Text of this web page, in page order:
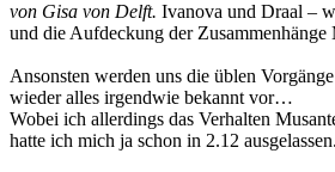
von Gisa von Delft. Ivanova und Draal –
und die Aufdeckung der
Ansonsten werden uns die üblen
wieder alles irgendwie bekannt vor…
Wobei ich allerdings das Verhalten
hatte ich mich ja schon in 2.12